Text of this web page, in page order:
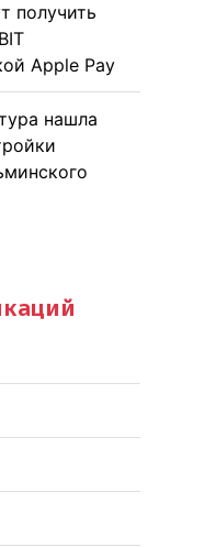
получить
Apple Pay
нашла